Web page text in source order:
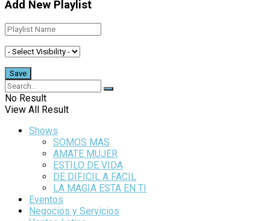
Add New Playlist
No Result
View All Result
Shows
SOMOS MAS
AMATE MUJER
ESTILO DE VIDA
DE DIFICIL A FACIL
LA MAGIA ESTA EN TI
Eventos
Negocios y Servicios